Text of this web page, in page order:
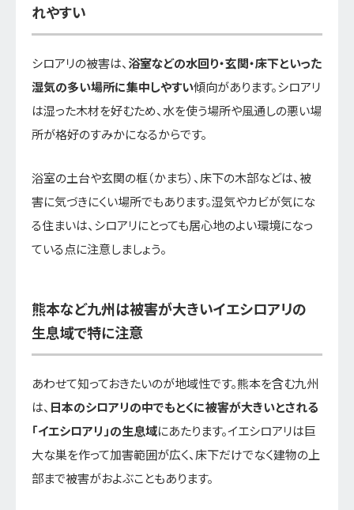
れやすい
シロアリの被害は、 浴室などの水回り・玄関・床下といった
湿気の多い場所に集中しやすい傾向があります。シロアリ
は湿った木材を好むため、水を使う場所や風通しの悪い場
所が格好のすみかになるからです。
浴室の土台や玄関の框（かまち）、床下の木部などは、被
害に気づきにくい場所でもあります。湿気やカビが気にな
る住まいは、シロアリにとっても居心地のよい環境になっ
ている点に注意しましょう。
熊本など九州は被害が大きいイエシロアリの
生息域で特に注意
あわせて知っておきたいのが地域性です。熊本を含む九州
は、 日本のシロアリの中でもとくに被害が大きいとされる
「イエシロアリ」の生息域にあたります。イエシロアリは巨
大な巣を作って加害範囲が広く、床下だけでなく建物の上
部まで被害がおよぶこともあります。